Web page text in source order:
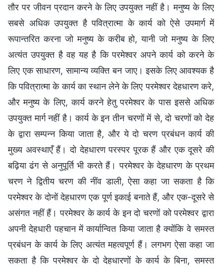
तौर पर जीवन प्रदान करने के लिए उपयुक्त नहीं है। मनुष्य के लिए
सबसे अधिक उपयुक्त है पवित्रात्मा के कार्य को ऐसे उपमार्ग में
रूपान्तरित करना जो मनुष्य के करीब हो, यानी जो मनुष्य के लिए
अत्यंत उपयुक्त है वह यह है कि परमेश्वर अपने कार्य को करने के
लिए एक साधारण, सामान्य व्यक्ति बन जाए। इसके लिए आवश्यक है
कि पवित्रात्मा के कार्य का स्थान लेने के लिए परमेश्वर देहधारण करे,
और मनुष्य के लिए, कार्य करने हेतु परमेश्वर के पास इससे अधिक
उपयुक्त मार्ग नहीं है। कार्य के इन तीन चरणों में से, दो चरणों को देह
के द्वारा सम्पन्न किया जाता है, और ये दो चरण प्रबंधन कार्य की
मुख्य अवस्थाएँ हैं। दो देहधारण परस्पर पूरक हैं और एक दूसरे की
बढ़िया ढंग से अनुपूर्ति भी करते हैं। परमेश्वर के देहधारण के प्रथम
चरण ने द्वितीय चरण की नींव डाली, ऐसा कहा जा सकता है कि
परमेश्वर के दोनों देहधारण एक पूर्ण इकाई बनाते हैं, और एक-दूसरे से
असंगत नहीं हैं। परमेश्वर के कार्य के इन दो चरणों को परमेश्वर द्वारा
अपनी देहधारी पहचान में कार्यान्वित किया जाता है क्योंकि वे समस्त
प्रबंधन के कार्य के लिए अत्यंत महत्वपूर्ण हैं। लगभग ऐसा कहा जा
सकता है कि परमेश्वर के दो देहधारणों के कार्य के बिना, समस्त